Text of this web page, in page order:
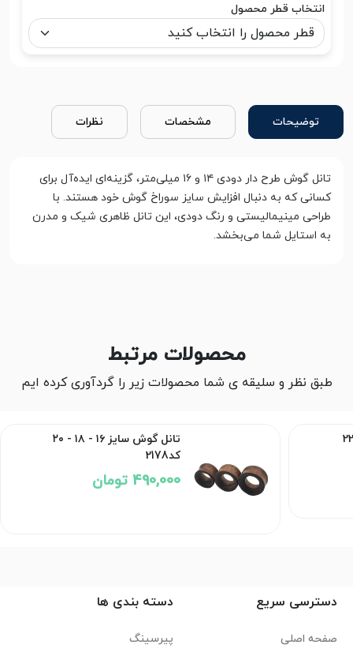
انتخاب قطر محصول
توضیحات مشخصات نظرات
تانل گوش طرح دار دودی ۱۴ و ۱۶ میلی‌متر، گزینه‌ای ایده‌آل برای
کسانی که به دنبال افزایش سایز سوراخ گوش خود هستند. با
طراحی مینیمالیستی و رنگ دودی، این تانل ظاهری شیک و مدرن
به استایل شما می‌بخشد.
محصولات مرتبط
طبق نظر و سلیقه ی شما محصولات زیر را گردآوری کرده ایم
تانل گوش سایز ۱۶ - ۱۸ - ۲۰
کد2178
490,000 تومان
دسترسی سریع
صفحه اصلی
دسته بندی ها
پیرسینگ